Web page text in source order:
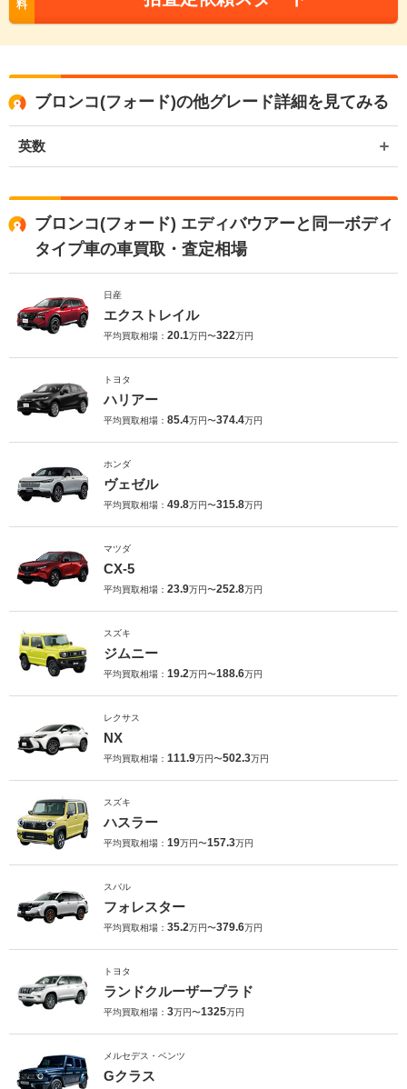
料
ブロンコ(フォード)の他グレード詳細を見てみる
英数
ブロンコ(フォード) エディバウアーと同一ボディ
タイプ車の車買取・査定相場
日産
エクストレイル
平均買取相場： 20.1万円〜322万円
トヨタ
ハリアー
平均買取相場： 85.4万円〜374.4万円
ホンダ
ヴェゼル
平均買取相場： 49.8万円〜315.8万円
マツダ
CX-5
平均買取相場： 23.9万円〜252.8万円
スズキ
ジムニー
平均買取相場： 19.2万円〜188.6万円
レクサス
NX
平均買取相場： 111.9万円〜502.3万円
スズキ
ハスラー
平均買取相場： 19万円〜157.3万円
スバル
フォレスター
平均買取相場： 35.2万円〜379.6万円
トヨタ
ランドクルーザープラド
平均買取相場： 3万円〜1325万円
メルセデス・ベンツ
Gクラス